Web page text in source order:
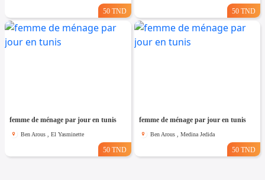
50 TND 50 TND
femme de ménage par jour en tunis
Ben Arous , El Yasminette
50 TND
femme de ménage par jour en tunis
Ben Arous , Medina Jedida
50 TND